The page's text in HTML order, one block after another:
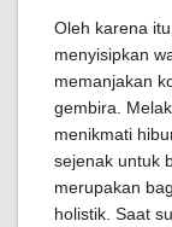
Oleh karena
menyisipkan
memanjakan
gembira.
menikmati
sejenak untuk
merupakan
holistik. Saat